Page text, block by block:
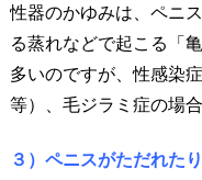
性器のかゆみは、ペニ
る蒸れなどで起こる「
多いのですが、性感染
等）、毛ジラミ症の場
３）ペニスがただれた